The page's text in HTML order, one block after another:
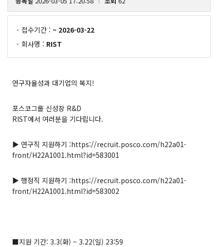
- 접수기간 : ~ 2026-03-22
- 회사명 : RIST
연구자율성과 대기업의 복지!
포스코그룹 신성장 R&D
RIST에서 여러분을 기다립니다.
▶ 연구직 지원하기 :https://recruit.posco.com/h22a01-
front/H22A1001.html?id=583001
▶ 행정직 지원하기 :https://recruit.posco.com/h22a01-
front/H22A1001.html?id=583002
■지원 기간: 3.3(화) ~ 3.22(일) 23:59